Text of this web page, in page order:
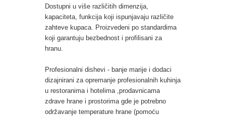
Dostupni u više različitih dimenzija,
kapaciteta, funkcija koji ispunjavaju različite
zahteve kupaca. Proizvedeni po standardima
koji garantuju bezbednost i profilisani za
hranu.
Profesionalni dishevi - banje marije i dodaci
dizajnirani za opremanje profesionalnih kuhinja
u restoranima i hotelima ,prodavnicama
zdrave hrane i prostorima gde je potrebno
održavanje temperature hrane (pomoću